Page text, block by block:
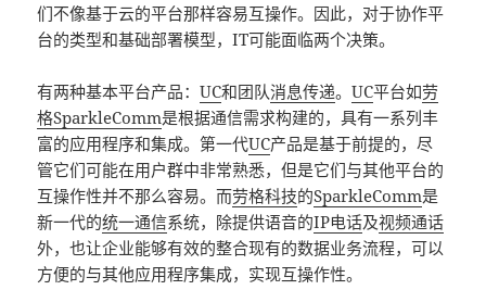
们不像基于云的平台那样容易互操作。因此，对于协作平
台的类型和基础部署模型，IT可能面临两个决策。
有两种基本平台产品：UC和团队消息传递。UC平台如劳
格SparkleComm是根据通信需求构建的，具有一系列丰
富的应用程序和集成。第一代UC产品是基于前提的，尽
管它们可能在用户群中非常熟悉，但是它们与其他平台的
互操作性并不那么容易。而劳格科技的SparkleComm是
新一代的统一通信系统，除提供语音的IP电话及视频通话
外，也让企业能够有效的整合现有的数据业务流程，可以
方便的与其他应用程序集成，实现互操作性。